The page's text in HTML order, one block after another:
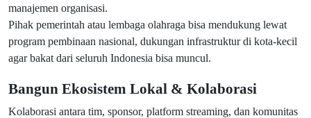
manajemen organisasi.
Pihak pemerintah atau lembaga olahraga bisa mendukung lewat
program pembinaan nasional, dukungan infrastruktur di kota-kecil
agar bakat dari seluruh Indonesia bisa muncul.
Bangun Ekosistem Lokal & Kolaborasi
Kolaborasi antara tim, sponsor, platform streaming, dan komunitas